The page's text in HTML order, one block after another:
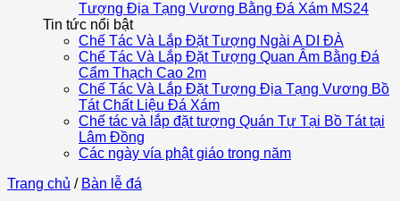
Tượng Địa Tạng Vương Bằng Đá Xám MS24
Tin tức nổi bật
Chế Tác Và Lắp Đặt Tượng Ngài A DI ĐÀ
Chế Tác Và Lắp Đặt Tượng Quan Âm Bằng Đá
Cẩm Thạch Cao 2m
Chế Tác Và Lắp Đặt Tượng Địa Tạng Vương Bồ
Tát Chất Liệu Đá Xám
Chế tác và lắp đặt tượng Quán Tự Tại Bồ Tát tại
Lâm Đồng
Các ngày vía phật giáo trong năm
Trang chủ / Bàn lễ đá